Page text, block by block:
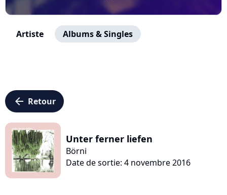
Artiste Albums & Singles
arrow_left Retour
Unter ferner liefen
Börni
Date de sortie: 4 novembre 2016